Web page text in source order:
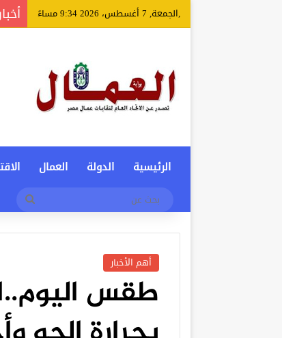
,الجمعة, 7 أغسطس، 2026 9:34 مساءً
الرئيسية الدولة العمال
أهم الأخبار
طقس